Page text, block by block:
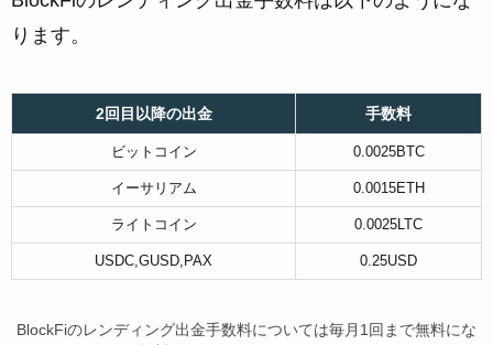
ります。
2回目以降の出金 手数料
ビットコイン 0.0025BTC
イーサリアム 0.0015ETH
ライトコイン 0.0025LTC
USDC,GUSD,PAX 0.25USD
BlockFiのレンディング出金手数料については毎月1回まで無料にな